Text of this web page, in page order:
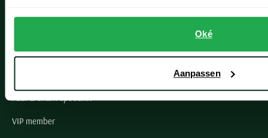
Oké
Aanpassen
Openingstijden winkels
Schulte Herenmode
Paul & Shark specialist
VIP member